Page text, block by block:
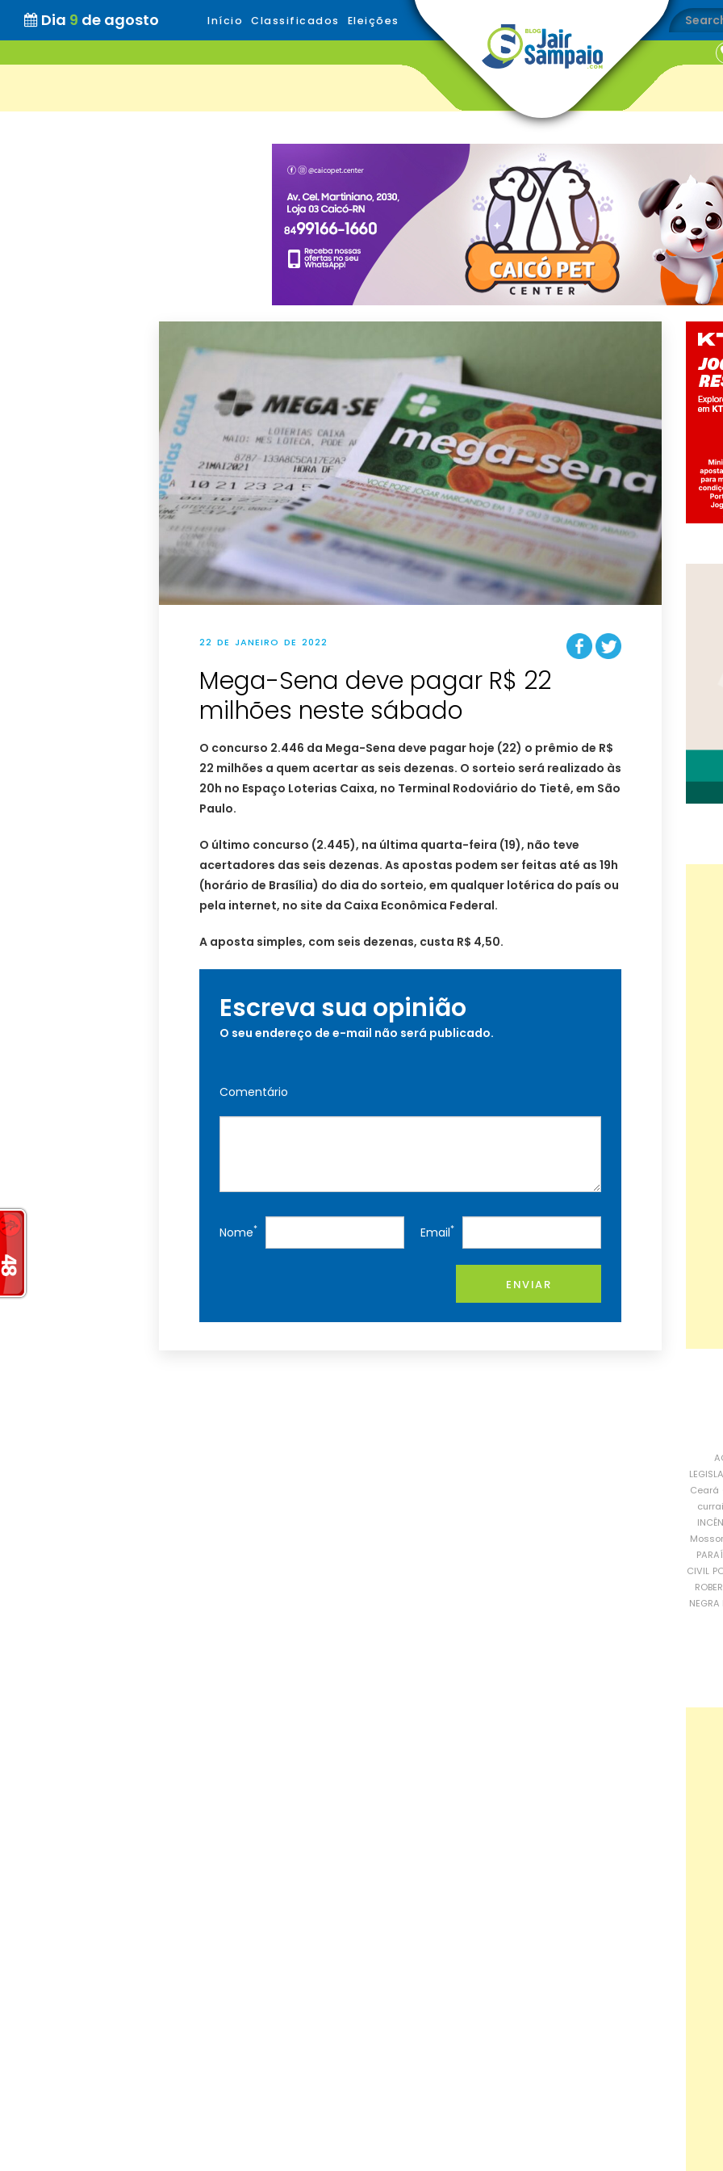
Dia 9 de agosto Início Classificados Eleições
22 DE JANEIRO DE 2022
Mega-Sena deve pagar R$ 22
milhões neste sábado
O concurso 2.446 da Mega-Sena deve pagar hoje (22) o prêmio de R$
22 milhões a quem acertar as seis dezenas. O sorteio será realizado às
20h no Espaço Loterias Caixa, no Terminal Rodoviário do Tietê, em São
Paulo.
O último concurso (2.445), na última quarta-feira (19), não teve
acertadores das seis dezenas. As apostas podem ser feitas até as 19h
(horário de Brasília) do dia do sorteio, em qualquer lotérica do país ou
pela internet, no site da Caixa Econômica Federal.
A aposta simples, com seis dezenas, custa R$ 4,50.
Escreva sua opinião
O seu endereço de e-mail não será publicado.
Comentário
Nome* Email*
ENVIAR
Ceará
CIVIL
NEGRA